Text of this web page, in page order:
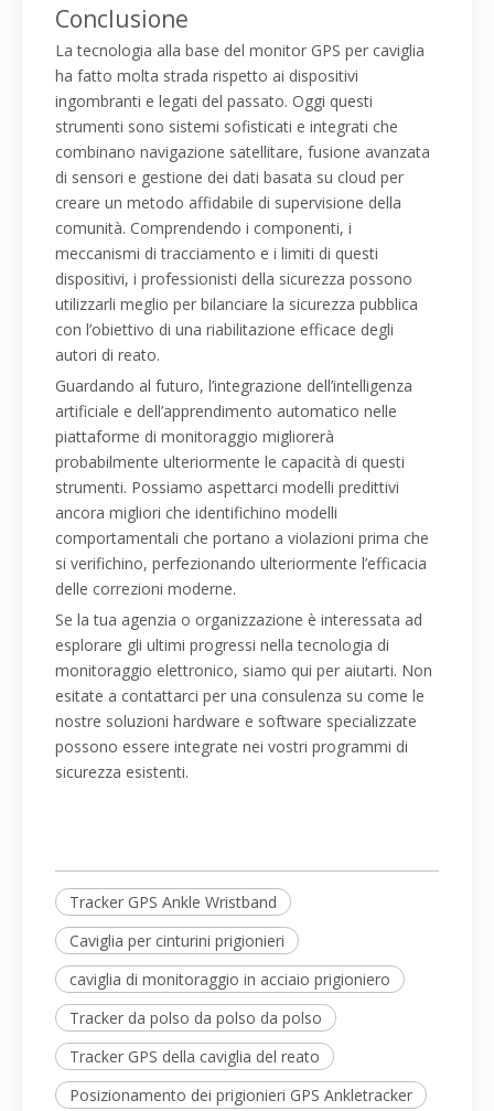
Conclusione
La tecnologia alla base del monitor GPS per caviglia
ha fatto molta strada rispetto ai dispositivi
ingombranti e legati del passato. Oggi questi
strumenti sono sistemi sofisticati e integrati che
combinano navigazione satellitare, fusione avanzata
di sensori e gestione dei dati basata su cloud per
creare un metodo affidabile di supervisione della
comunità. Comprendendo i componenti, i
meccanismi di tracciamento e i limiti di questi
dispositivi, i professionisti della sicurezza possono
utilizzarli meglio per bilanciare la sicurezza pubblica
con l’obiettivo di una riabilitazione efficace degli
autori di reato.
Guardando al futuro, l’integrazione dell’intelligenza
artificiale e dell’apprendimento automatico nelle
piattaforme di monitoraggio migliorerà
probabilmente ulteriormente le capacità di questi
strumenti. Possiamo aspettarci modelli predittivi
ancora migliori che identifichino modelli
comportamentali che portano a violazioni prima che
si verifichino, perfezionando ulteriormente l’efficacia
delle correzioni moderne.
Se la tua agenzia o organizzazione è interessata ad
esplorare gli ultimi progressi nella tecnologia di
monitoraggio elettronico, siamo qui per aiutarti. Non
esitate a contattarci per una consulenza su come le
nostre soluzioni hardware e software specializzate
possono essere integrate nei vostri programmi di
sicurezza esistenti.
Tracker GPS Ankle Wristband
Caviglia per cinturini prigionieri
caviglia di monitoraggio in acciaio prigioniero
Tracker da polso da polso da polso
Tracker GPS della caviglia del reato
Posizionamento dei prigionieri GPS Ankletracker